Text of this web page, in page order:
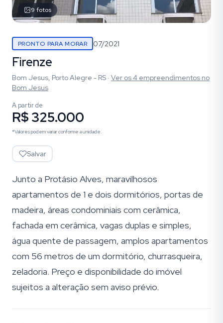
9 fotos
PRONTO PARA MORAR 07/2021
Firenze
Bom Jesus, Porto Alegre - RS · Ver os4 empreendimentos no
Bom Jesus
A partir de
R$ 325.000
*Valores podem variar conforme a unidade.
Salvar
Junto a Protásio Alves, maravilhosos
apartamentos de 1 e dois dormitórios, portas de
madeira, áreas condominiais com cerâmica,
fachada em cerâmica, vagas duplas e simples,
água quente de passagem, amplos apartamentos
com 56 metros de um dormitório, churrasqueira,
zeladoria. Preço e disponibilidade do imóvel
sujeitos a alteração sem aviso prévio.